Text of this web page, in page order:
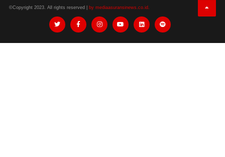
©Copyright 2023. All rights reserved | by mediaasuransinews.co.id.